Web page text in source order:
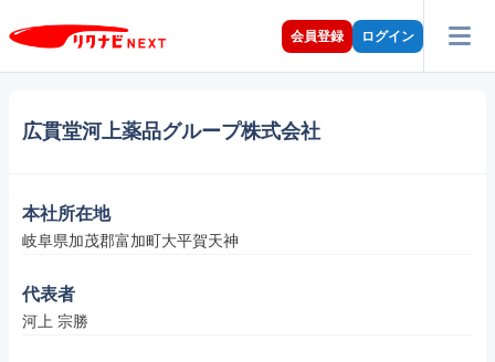
会員登録 ログイン
広貫堂河上薬品グループ株式会社
本社所在地
岐阜県加茂郡富加町大平賀天神
代表者
河上 宗勝